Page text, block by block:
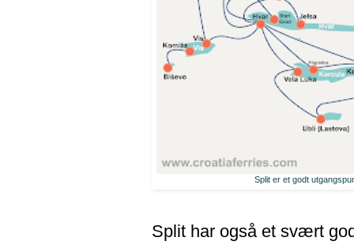
Split er et godt
Split har også et svært